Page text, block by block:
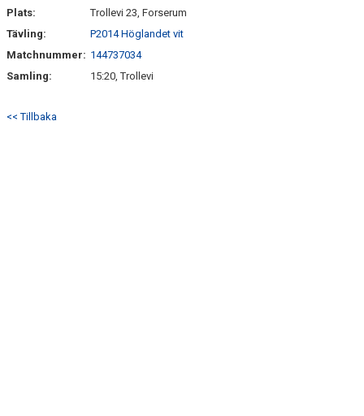
BILDGALLERI
Plats:
Trollevi 23, Forserum
Tävling:
P2014 Höglandet vit
Matchnummer: 144737034
Samling:
15:20, Trollevi
<< Tillbaka